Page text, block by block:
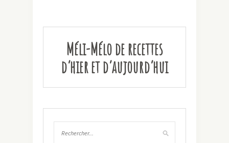
Méli-Mélo de recettes
d’hier et d’aujourd’hui